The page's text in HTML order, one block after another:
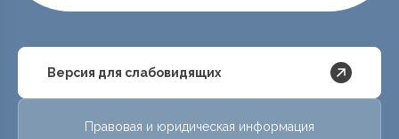
Версия для слабовидящих
Правовая и юридическая информация